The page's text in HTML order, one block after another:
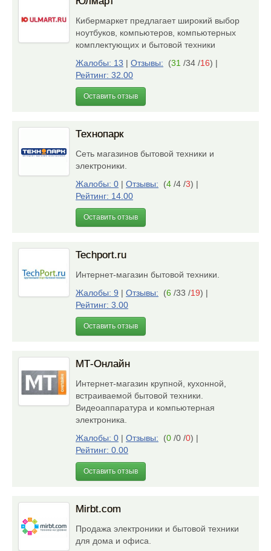
Кибермаркет предлагает широкий выбор
ноутбуков, компьютеров, компьютерных
комплектующих и бытовой техники
Жалобы: 13 | Отзывы: (31 /34 /16) |
Рейтинг: 32.00
Оставить отзыв
Технопарк
Сеть магазинов бытовой техники и
электроники.
Жалобы: 0 | Отзывы: (4 /4 /3) |
Рейтинг: 14.00
Оставить отзыв
Techport.ru
Интернет-магазин бытовой техники.
Жалобы: 9 | Отзывы: (6 /33 /19) |
Рейтинг: 3.00
Оставить отзыв
МТ-Онлайн
Интернет-магазин крупной, кухонной,
встраиваемой бытовой техники.
Видеоаппаратура и компьютерная
электроника.
Жалобы: 0 | Отзывы: (0 /0 /0) |
Рейтинг: 0.00
Оставить отзыв
Mirbt.com
Продажа электроники и бытовой техники
для дома и офиса.